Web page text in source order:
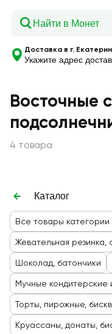
Доставка в г.
Укажите адрес
Восточные
4 товара
Каталог
Все товары категории
Жевательная
Шоколад, батончики
Мучные кондитерские
Торты, пирожные,
Круассаны, донаты,